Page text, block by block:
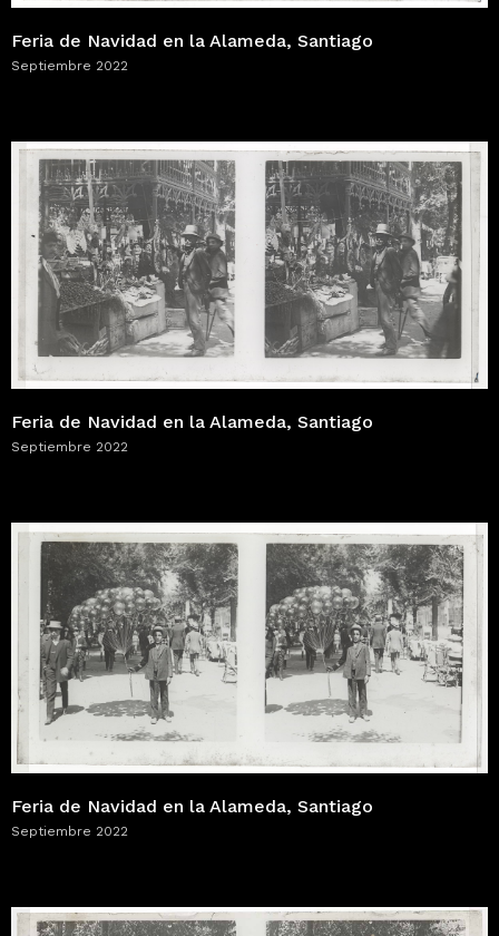
Feria de Navidad en la Alameda, Santiago
Septiembre 2022
Feria de Navidad en la Alameda, Santiago
Septiembre 2022
Feria de Navidad en la Alameda, Santiago
Septiembre 2022